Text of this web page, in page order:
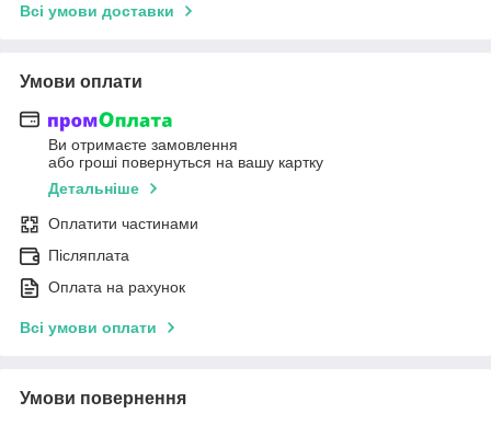
Всі умови доставки
Умови оплати
Ви отримаєте замовлення
або гроші повернуться на вашу картку
Детальніше
Оплатити частинами
Післяплата
Оплата на рахунок
Всі умови оплати
Умови повернення